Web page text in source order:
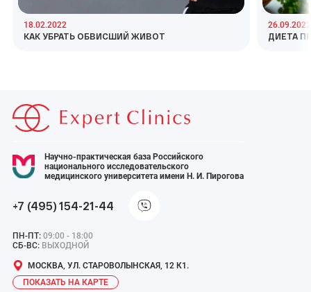
18.02.2022
КАК УБРАТЬ ОБВИСШИЙ ЖИВОТ
26.09.2022
ДИЕТА
Научно-практическая база Российского
национального исследовательского
медицинского университета имени Н. И. Пирогова
+7 (495) 154-21-44
ПН-ПТ: 09:00 - 18:00
СБ-ВС: ВЫХОДНОЙ
МОСКВА, УЛ. СТАРОВОЛЫНСКАЯ, 12 К1.
ПОКАЗАТЬ НА КАРТЕ